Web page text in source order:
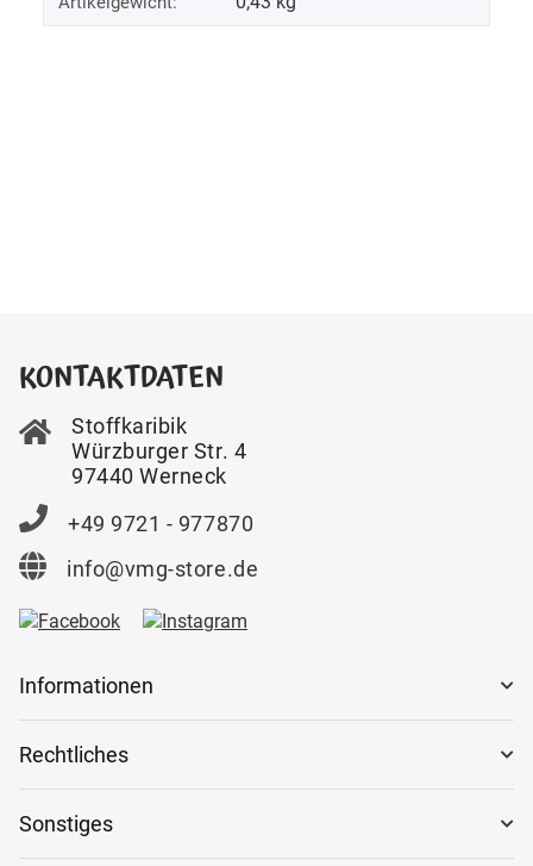
KONTAKTDATEN
Stoffkaribik
Würzburger Str. 4
97440 Werneck
+49 9721 - 977870
info@vmg-store.de
Informationen
Rechtliches
Sonstiges